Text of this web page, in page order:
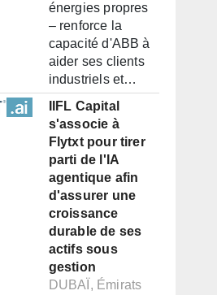
énergies propres
– renforce la
capacité d'ABB à
aider ses clients
industriels et…
IIFL Capital
s'associe à
Flytxt pour tirer
parti de l'IA
agentique afin
d'assurer une
croissance
durable de ses
actifs sous
gestion
DUBAÏ, Émirats